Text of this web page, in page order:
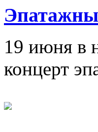
19 июня в
концерт